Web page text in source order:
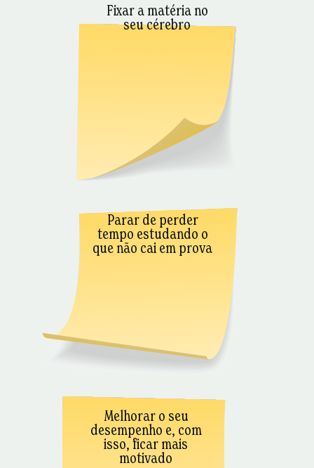
Fixar a matéria no
seu cérebro
Parar de perder
tempo estudando o
que não cai em prova
Melhorar o seu
desempenho e, com
isso, ficar mais
motivado